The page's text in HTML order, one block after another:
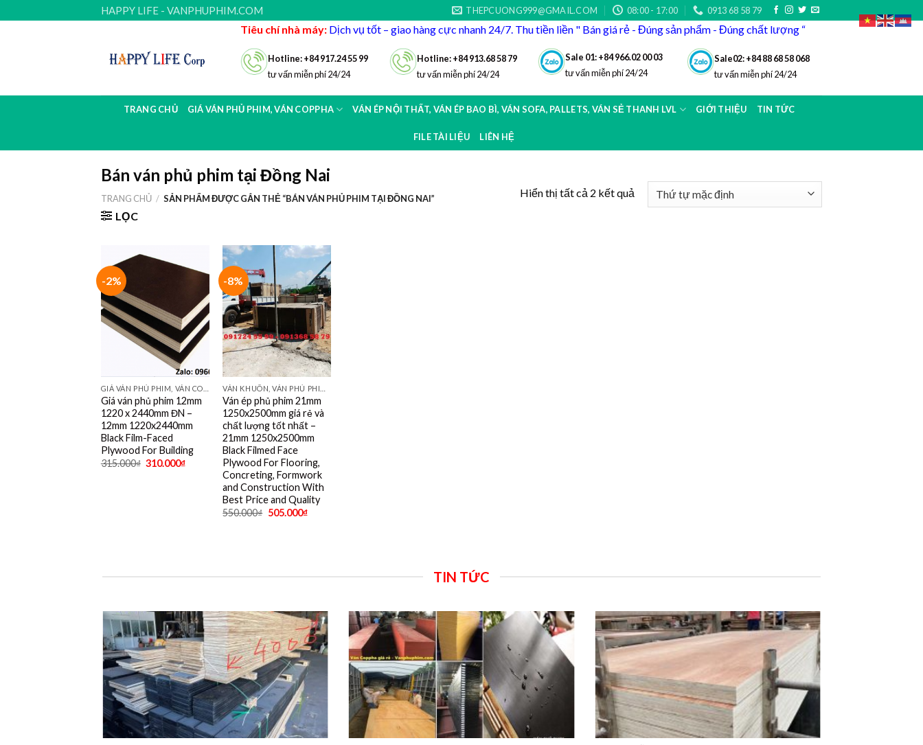
to
HAPPY LIFE - VANPHUPHIM.COM THEPCUONG999@GMAIL.COM 08:00 - 17:00 0913 68 58 79
Tiêu chí nhà máy: Dịch vụ tốt – giao hàng cực nhanh 24/7. Thu tiền liền " Bán giá rẻ - Đúng sản phẩm - Đúng chất lượng “
Hotline: +84 917.24 55 99
tư vấn miễn phí 24/24
Hotline: +84 913.68 58 79
tư vấn miễn phí 24/24
Sale 01: +84966.02 00 03
tư vấn miễn phí 24/24
Sale02: +84 88 68 58 068
tư vấn miễn phí 24/24
TRANG CHỦ GIÁ VÁN PHỦ PHIM, VÁN COPPHA VÁN ÉP NỘI THẤT, VÁN ÉP BAO BÌ, VÁN SOFA, PALLETS, VÁN SẺ THANH LVL GIỚI THIỆU TIN TỨC
FILE TÀI LIỆU LIÊN HỆ
Bán ván phủ phim tại Đồng Nai
TRANG CHỦ / SẢN PHẨM ĐƯỢC GẮN THẺ “BÁN VÁN PHỦ PHIM TẠI ĐỒNG NAI”
LỌC
Hiển thị tất cả 2 kết quả
-2%
Giá ván phủ phim 12mm
1220 x 2440mm ĐN –
12mm 1220x2440mm
Black Film-Faced
Plywood For Building
315.000₫ 310.000₫
-8%
Ván ép phủ phim 21mm
1250x2500mm giá rẻ và
chất lượng tốt nhất –
21mm 1250x2500mm
Black Filmed Face
Plywood For Flooring,
Concreting, Formwork
and Construction With
Best Price and Quality
550.000₫ 505.000₫
TIN TỨC